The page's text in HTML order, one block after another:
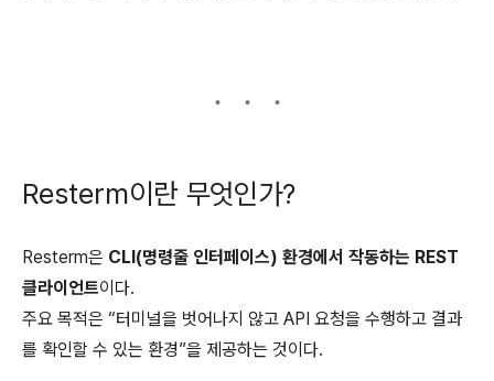
Resterm이란 무엇인가?
Resterm은 CLI(명령줄 인터페이스) 환경에서 작동하는 REST
클라이언트이다.
주요 목적은 “터미널을 벗어나지 않고 API 요청을 수행하고 결과
를 확인할 수 있는 환경”을 제공하는 것이다.